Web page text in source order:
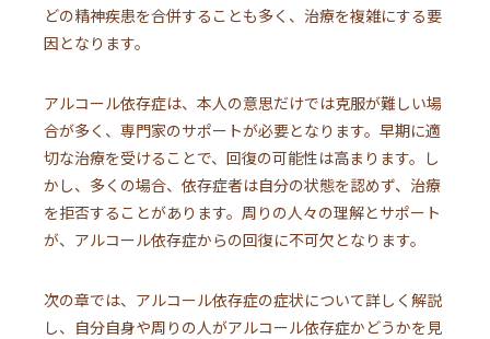
どの精神疾患を合併することも多く、治療を複雑にする要
因となります。
アルコール依存症は、本人の意思だけでは克服が難しい場
合が多く、専門家のサポートが必要となります。早期に適
切な治療を受けることで、回復の可能性は高まります。し
かし、多くの場合、依存症者は自分の状態を認めず、治療
を拒否することがあります。周りの人々の理解とサポート
が、アルコール依存症からの回復に不可欠となります。
次の章では、アルコール依存症の症状について詳しく解説
し、自分自身や周りの人がアルコール依存症かどうかを見